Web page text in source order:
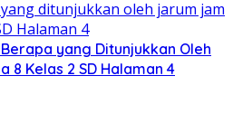
yang Ditunjukkan Oleh
8 Kelas 2 SD Halaman 4